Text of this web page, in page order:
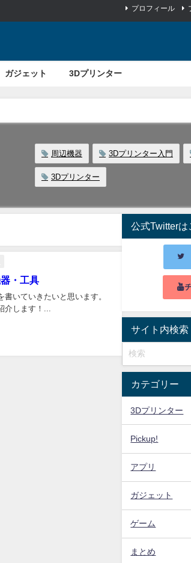
プロフィール
ガジェット 3Dプリンター
周辺機器 3Dプリンター入門
3Dプリンター
・工具
いていきたいと思います。
介します！...
公式Twitterは
サイト内検索
カテゴリー
3Dプリンター
Pickup!
アプリ
ガジェット
ゲーム
まとめ